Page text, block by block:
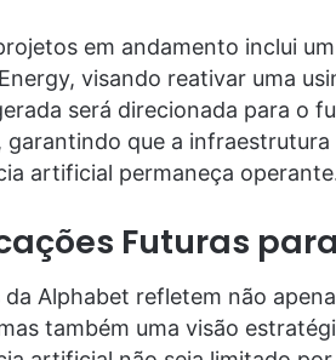
em andamento inclui
visando reativar uma
será direcionada para o
garantindo que a
artificial permaneça
Futuras
da Alphabet refletem não
também uma visão